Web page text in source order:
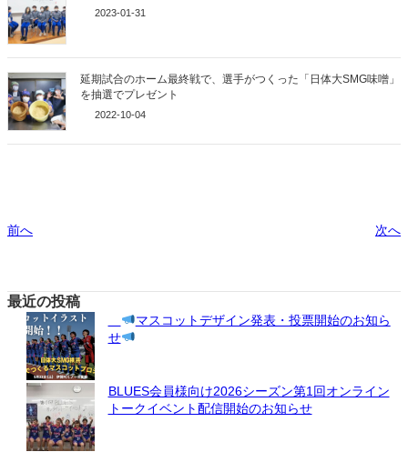
2023-01-31
延期試合のホーム最終戦で、選手がつくった「日体大SMG味噌」
を抽選でプレゼント
2022-10-04
前へ 次へ
最近の投稿
マスコットデザイン発表・投票開始のお知ら
せ
BLUES会員様向け2026シーズン第1回オンライン
トークイベント配信開始のお知らせ